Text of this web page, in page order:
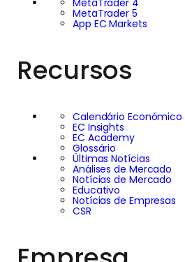
MetaTrader 5
App EC Markets
Recursos
Calendário Económico
EC Insights
EC Academy
Glossário
Últimas Notícias
Análises de Mercado
Notícias de Mercado
Educativo
Notícias de Empresas
CSR